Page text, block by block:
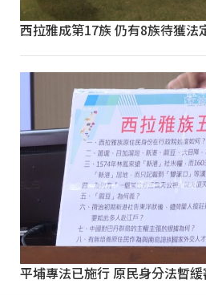
西拉雅成第17族 仍有8族待獲法
平埔專法已施行 原民身分法暫